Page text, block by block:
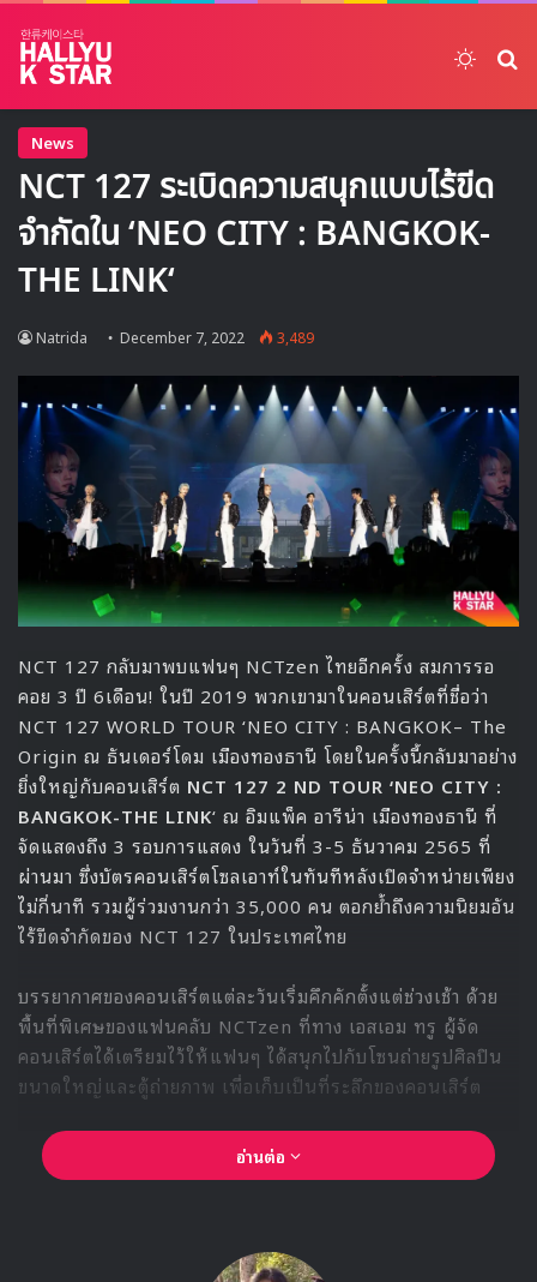
News
NCT 127 ระเบิดความสนุกแบบไร้ขีด
จำกัดใน ‘NEO CITY : BANGKOK-
THE LINK‘
Natrida December 7, 2022 3,489
NCT 127 กลับมาพบแฟนๆ NCTzen ไทยอีกครั้ง สมการรอ
คอย 3 ปี 6เดือน! ในปี 2019 พวกเขามาในคอนเสิร์ตที่ชื่อว่า
NCT 127 WORLD TOUR ‘NEO CITY : BANGKOK– The
Origin ณ ธันเดอร์โดม เมืองทองธานี โดยในครั้งนี้กลับมาอย่าง
ยิ่งใหญ่กับคอนเสิร์ต NCT 127 2 ND TOUR ‘NEO CITY :
BANGKOK-THE LINK‘ ณ อิมแพ็ค อารีน่า เมืองทองธานี ที่
จัดแสดงถึง 3 รอบการแสดง ในวันที่ 3-5 ธันวาคม 2565 ที่
ผ่านมา ซึ่งบัตรคอนเสิร์ตโซลเอาท์ในทันทีหลังเปิดจำหน่ายเพียง
ไม่กี่นาที รวมผู้ร่วมงานกว่า 35,000 คน ตอกย้ำถึงความนิยมอัน
ไร้ขีดจำกัดของ NCT 127 ในประเทศไทย
บรรยากาศของคอนเสิร์ตแต่ละวันเริ่มคึกคักตั้งแต่ช่วงเช้า ด้วย
พื้นที่พิเศษของแฟนคลับ NCTzen ที่ทาง เอสเอม ทรู ผู้จัด
คอนเสิร์ตได้เตรียมไว้ให้แฟนๆ ได้สนุกไปกับโซนถ่ายรูปศิลปิน
ขนาดใหญ่และตู้ถ่ายภาพ เพื่อเก็บเป็นที่ระลึกของคอนเสิร์ต
อ่านต่อ